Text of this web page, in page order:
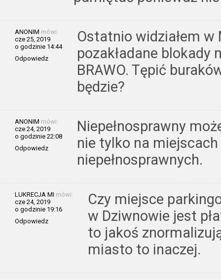
ANONIM mówi:
cze 25, 2019
o godzinie 14:44
Odpowiedz
Ostatnio widziałem w
pozakładane blokady
BRAWO. Tępić
będzie?
ANONIM mówi:
cze 24, 2019
o godzinie 22:08
Odpowiedz
Niepełnosprawny
nie tylko na
niepełnosprawnych.
LUKRECJA MI mówi:
cze 24, 2019
o godzinie 19:16
Odpowiedz
Czy miejsce
w Dziwnowie jest
to jakoś
miasto to inaczej.